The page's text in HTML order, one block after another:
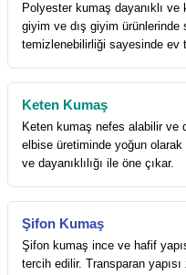
Polyester kumaş dayanıklı ve
giyim ve dış giyim ürünlerinde
temizlenebilirliği sayesinde ev
Keten Kumaş
Keten kumaş nefes alabilir ve
elbise üretiminde yoğun olarak
ve dayanıklılığı ile öne çıkar.
Şifon Kumaş
Şifon kumaş ince ve hafif
tercih edilir. Transparan